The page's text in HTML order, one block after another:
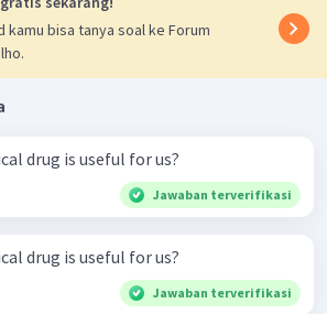
kamu bisa tanya soal ke Forum
drug is useful for us?
Jawaban terverifikasi
drug is useful for us?
Jawaban terverifikasi